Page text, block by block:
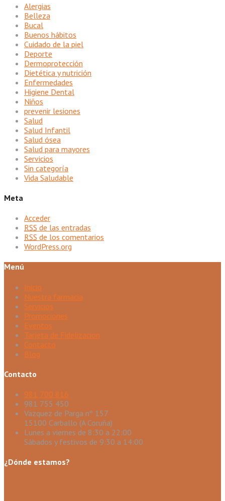
Alergias
Belleza
Bucal
Buenos hábitos
Cuidado de la piel
Deporte
Dermoprotección
Dietética y nutrición
Enfermedades
Higiene Dental
Niños
prevenir lesiones
Salud
Salud Infantil
Salud ósea
Salud para mayores
Servicios
Sin categoría
Vida Saludable
Meta
Acceder
RSS de las entradas
RSS de los comentarios
WordPress.org
Menú
Inicio
Nuestra farmacia
Servicios
Promociones
Eventos
Tarjeta de Fidelizacion
Contacto
Blog
Contacto
981 700 816
981 755 450
Vazquez de Parga nº 157
15100 Carballo (A Coruña)
Lunes a viernes de 8:30 a 22:00
Sábados y festivos de 9:30 a 14:00
¿Dónde estamos?